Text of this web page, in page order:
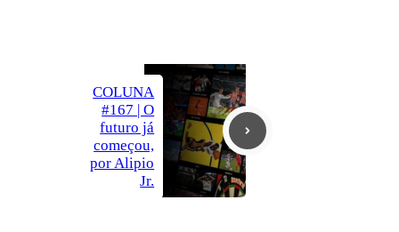
COLUNA
#167 | O
futuro já
começou,
por Alipio
Jr.